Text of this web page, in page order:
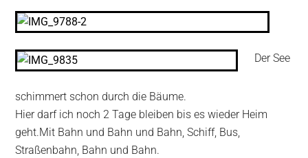
Der See
schimmert schon durch die Bäume.
Hier darf ich noch 2 Tage bleiben bis es wieder Heim
geht.Mit Bahn und Bahn und Bahn, Schiff, Bus,
Straßenbahn, Bahn und Bahn.